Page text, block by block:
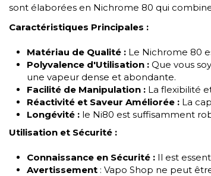
sont élaborées en Nichrome 80 qui
Caractéristiques Principales :
Matériau de Qualité : Le Nichrome 80
Polyvalence d'Utilisation : Que vous
une vapeur dense et abondante.
Facilité de Manipulation : La flexibilité
Réactivité et Saveur Améliorée : La
Longévité : le Ni80 est suffisamment
Utilisation et Sécurité :
Connaissance en Sécurité : Il est
Avertissement : Vapo Shop ne peut